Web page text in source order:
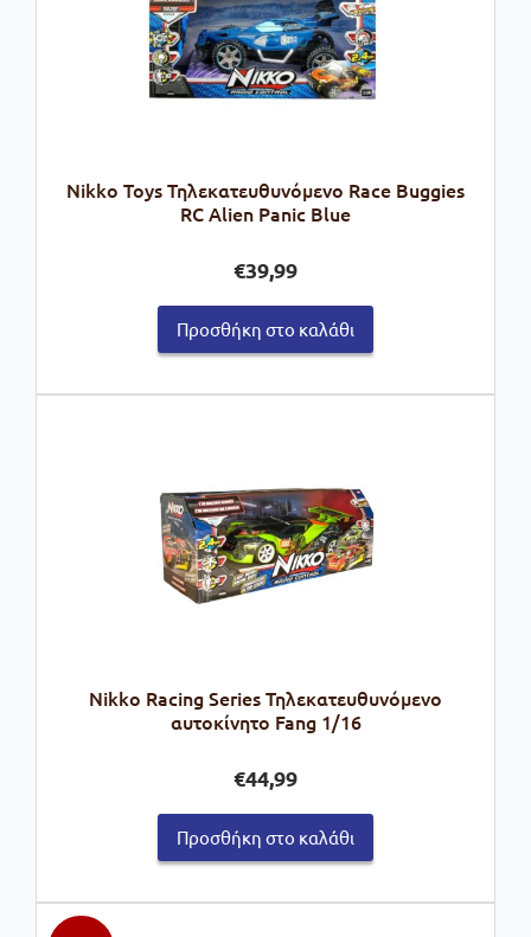
Nikko Toys Τηλεκατευθυνόμενο Race Buggies
RC Alien Panic Blue
€39,99
Προσθήκη στο καλάθι
Nikko Racing Series Τηλεκατευθυνόμενο
αυτοκίνητο Fang 1/16
€44,99
Προσθήκη στο καλάθι